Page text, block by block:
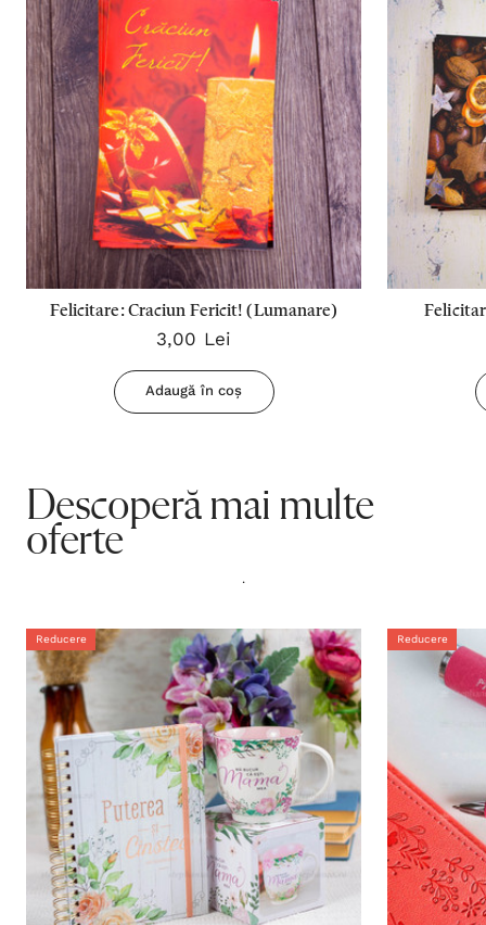
Felicitare: Craciun Fericit! (Lumanare)
3,00 Lei
Adaugă în coș
Descoperă mai multe
oferte
.
Reducere Reducere